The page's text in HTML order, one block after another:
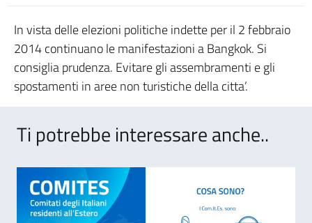
In vista delle elezioni politiche indette per il 2 febbraio
2014 continuano le manifestazioni a Bangkok. Si
consiglia prudenza. Evitare gli assembramenti e gli
spostamenti in aree non turistiche della citta’.
Ti potrebbe interessare anche..